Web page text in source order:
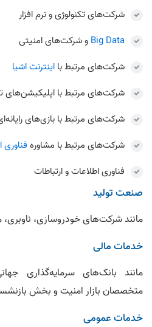
شرکت‌های تکنولوژی و نرم افزار
Big Data و شرکت‌های امنیتی
شرکت‌های مرتبط با اینترنت اشیا
شرکت‌های مرتبط با اپلیکیشن‌های
شرکت‌های مرتبط با بازی‌های
شرکت‌های مرتبط با مشاوره فناوری
فناوری اطلاعات و ارتباطات
صنعت تولید
مانند شرکت‌های خودروسازی، ناوبری،
خدمات مالی
مانند بانک‌های سرمایه‌گذاری
متخصصان بازار امنیت و بخش
خدمات عمومی